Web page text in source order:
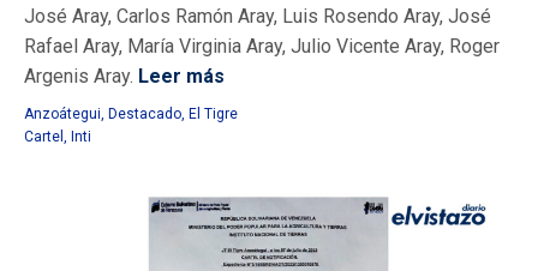
José Aray, Carlos Ramón Aray, Luis Rosendo Aray, José
Rafael Aray, María Virginia Aray, Julio Vicente Aray, Roger
Argenis Aray. Leer más
Anzoátegui, Destacado, El Tigre
Cartel , Inti